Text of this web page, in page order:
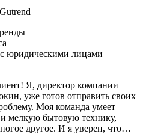
с юридическими лицами
Я, директор компании
уже готов отправить своих
Моя команда умеет
мелкую бытовую технику,
другое. И я уверен, что…